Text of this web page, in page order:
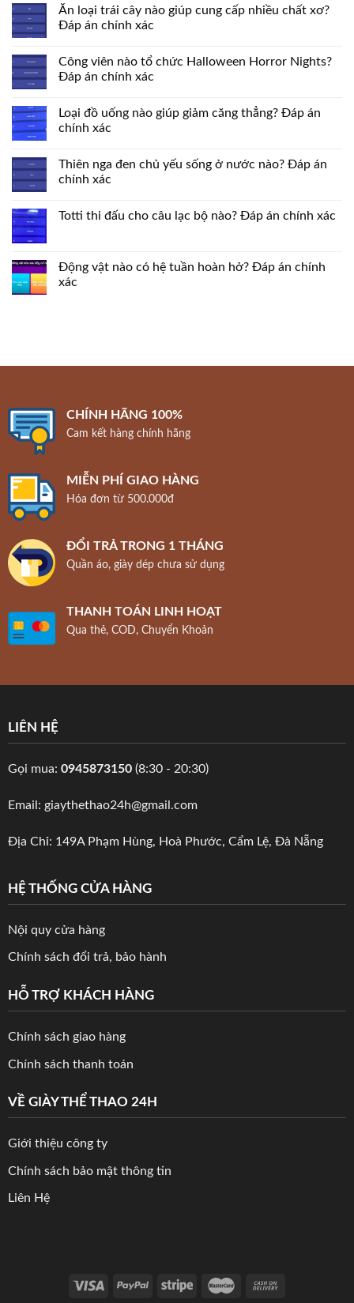
Ăn loại trái cây nào giúp cung cấp nhiều chất xơ?
Đáp án chính xác
Công viên nào tổ chức Halloween Horror Nights?
Đáp án chính xác
Loại đồ uống nào giúp giảm căng thẳng? Đáp án
chính xác
Thiên nga đen chủ yếu sống ở nước nào? Đáp án
chính xác
Totti thi đấu cho câu lạc bộ nào? Đáp án chính xác
Động vật nào có hệ tuần hoàn hở? Đáp án chính
xác
CHÍNH HÃNG 100%
Cam kết hàng chính hãng
MIỄN PHÍ GIAO HÀNG
Hóa đơn từ 500.000đ
ĐỔI TRẢ TRONG 1 THÁNG
Quần áo, giày dép chưa sử dụng
THANH TOÁN LINH HOẠT
Qua thẻ, COD, Chuyển Khoản
LIÊN HỆ
Gọi mua: 0945873150(8:30 - 20:30)
Email: giaythethao24h@gmail.com
Địa Chỉ: 149A Phạm Hùng, Hoà Phước, Cẩm Lệ, Đà Nẵng
HỆ THỐNG CỬA HÀNG
Nội quy cửa hàng
Chính sách đổi trả, bảo hành
HỖ TRỢ KHÁCH HÀNG
Chính sách giao hàng
Chính sách thanh toán
VỀ GIÀY THỂ THAO 24H
Giới thiệu công ty
Chính sách bảo mật thông tin
Liên Hệ